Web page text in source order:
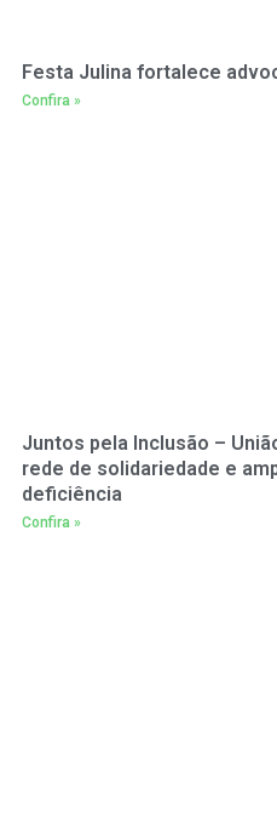
Festa Julina fortalece
Confira »
Juntos pela Inclusão –
rede de solidariedade e
deficiência
Confira »